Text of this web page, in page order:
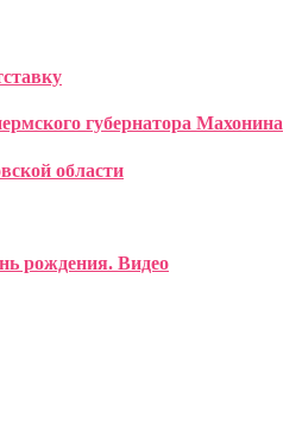
губернатора Махонина
области
рождения. Видео